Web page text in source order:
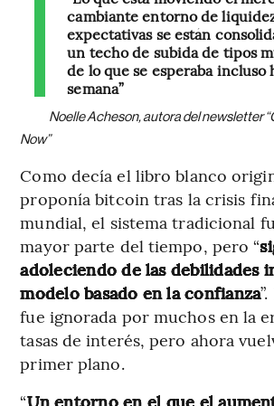
cambiante entorno de
expectativas se están
un techo de subida de tipos
de lo que se esperaba incluso
semana”
Noelle Acheson, autora del newsletter
Now”
Como decía el libro blanco
proponía bitcoin tras la crisis
mundial, el sistema tradicional
mayor parte del tiempo, pero “
adoleciendo de las debilidades
modelo basado en la confianza
fue ignorada por muchos en la
tasas de interés, pero ahora
primer plano.
“Un entorno en el que el